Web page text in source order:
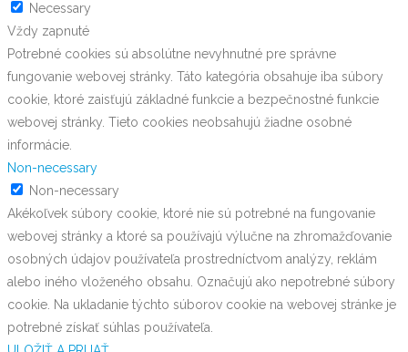
Necessary
Vždy zapnuté
Potrebné cookies sú absolútne nevyhnutné pre správne
fungovanie webovej stránky. Táto kategória obsahuje iba súbory
cookie, ktoré zaisťujú základné funkcie a bezpečnostné funkcie
webovej stránky. Tieto cookies neobsahujú žiadne osobné
informácie.
Non-necessary
Non-necessary
Akékoľvek súbory cookie, ktoré nie sú potrebné na fungovanie
webovej stránky a ktoré sa používajú výlučne na zhromažďovanie
osobných údajov používateľa prostredníctvom analýzy, reklám
alebo iného vloženého obsahu. Označujú ako nepotrebné súbory
cookie. Na ukladanie týchto súborov cookie na webovej stránke je
potrebné získať súhlas používateľa.